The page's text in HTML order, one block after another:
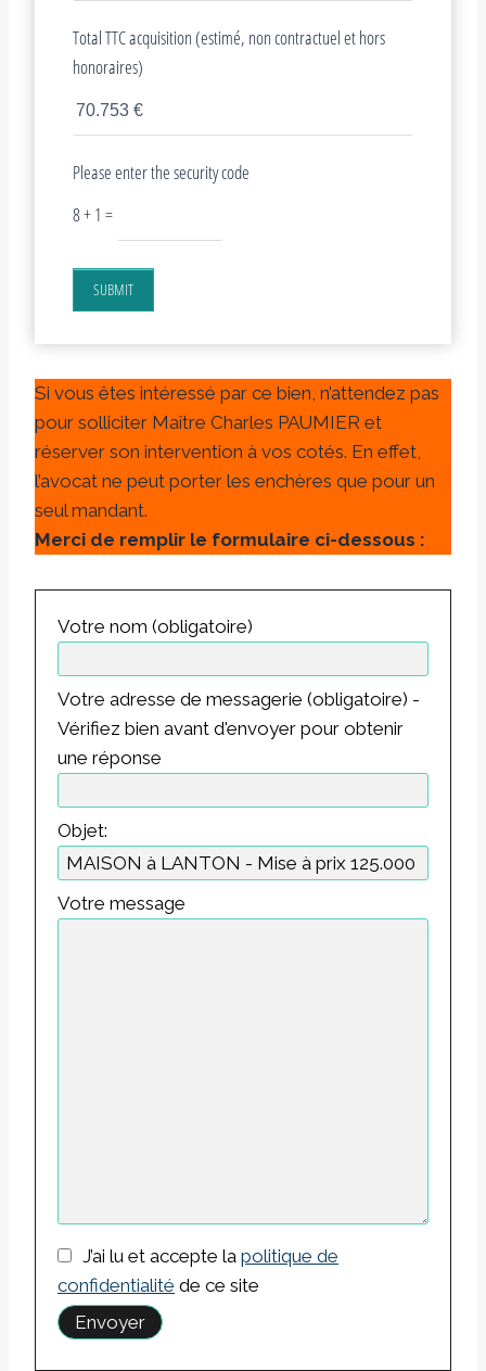
Total TTC acquisition (estimé, non contractuel et hors
honoraires)
Please enter the security code
8 + 1 =
SUBMIT
Si vous êtes intéressé par ce bien, n’attendez pas
pour solliciter Maître Charles PAUMIER et
réserver son intervention à vos cotés. En effet,
l’avocat ne peut porter les enchères que pour un
seul mandant.
Merci de remplir le formulaire ci-dessous :
Votre nom (obligatoire)
Votre adresse de messagerie (obligatoire) -
Vérifiez bien avant d'envoyer pour obtenir
une réponse
Objet:
Votre message
J’ai lu et accepte la politique de
confidentialité de ce site